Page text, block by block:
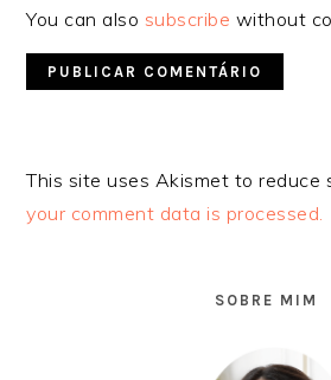
You can also subscribe without
This site uses Akismet to reduce
your comment data is processed.
SOBRE MIM